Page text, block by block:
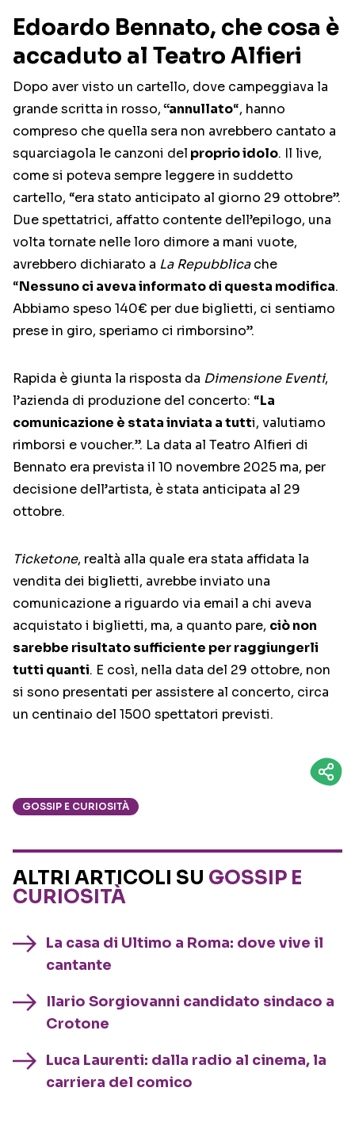
Edoardo Bennato, che cosa è
accaduto al Teatro Alfieri
Dopo aver visto un cartello, dove campeggiava la
grande scritta in rosso,“annullato“, hanno
compreso che quella sera non avrebbero cantato a
squarciagola le canzoni del proprio idolo. Il live,
come si poteva sempre leggere in suddetto
cartello, “era stato anticipato al giorno 29 ottobre”.
Due spettatrici, affatto contente dell’epilogo, una
volta tornate nelle loro dimore a mani vuote,
avrebbero dichiarato a La Repubblicache
“Nessuno ci aveva informato di questa modifica.
Abbiamo speso 140€ per due biglietti, ci sentiamo
prese in giro, speriamo ci rimborsino”.
Rapida è giunta la risposta da Dimensione Eventi,
l’azienda di produzione del concerto: “La
comunicazione è stata inviata a tutti, valutiamo
rimborsi e voucher.”. La data al Teatro Alfieri di
Bennato era prevista il 10 novembre 2025 ma, per
decisione dell’artista, è stata anticipata al 29
ottobre.
Ticketone, realtà alla quale era stata affidata la
vendita dei biglietti, avrebbe inviato una
comunicazione a riguardo via email a chi aveva
acquistato i biglietti, ma, a quanto pare, ciò non
sarebbe risultato sufficiente per raggiungerli
tutti quanti. E così, nella data del 29 ottobre, non
si sono presentati per assistere al concerto, circa
un centinaio del 1500 spettatori previsti.
GOSSIP E CURIOSITÀ
ALTRI ARTICOLI SU GOSSIP E
CURIOSITÀ
La casa di Ultimo a Roma: dove vive il
cantante
Ilario Sorgiovanni candidato sindaco a
Crotone
Luca Laurenti: dalla radio al cinema, la
carriera del comico